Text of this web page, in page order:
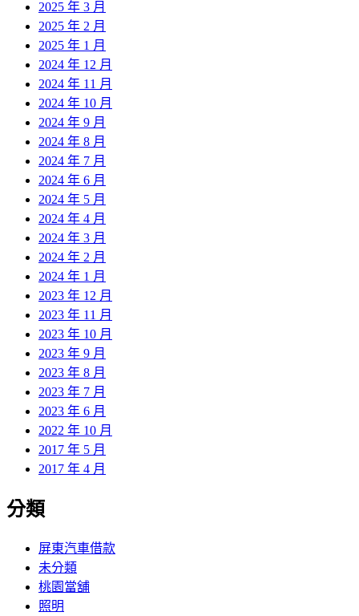
2025 年 3 月
2025 年 2 月
2025 年 1 月
2024 年 12 月
2024 年 11 月
2024 年 10 月
2024 年 9 月
2024 年 8 月
2024 年 7 月
2024 年 6 月
2024 年 5 月
2024 年 4 月
2024 年 3 月
2024 年 2 月
2024 年 1 月
2023 年 12 月
2023 年 11 月
2023 年 10 月
2023 年 9 月
2023 年 8 月
2023 年 7 月
2023 年 6 月
2022 年 10 月
2017 年 5 月
2017 年 4 月
分類
屏東汽車借款
未分類
桃園當舖
照明